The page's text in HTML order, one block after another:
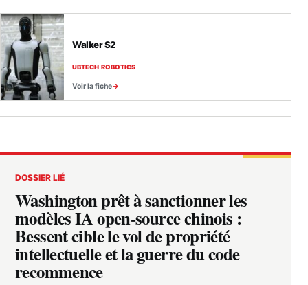
Walker S2
UBTECH ROBOTICS
Voir la fiche
DOSSIER LIÉ
Washington prêt à sanctionner les
modèles IA open-source chinois :
Bessent cible le vol de propriété
intellectuelle et la guerre du code
recommence